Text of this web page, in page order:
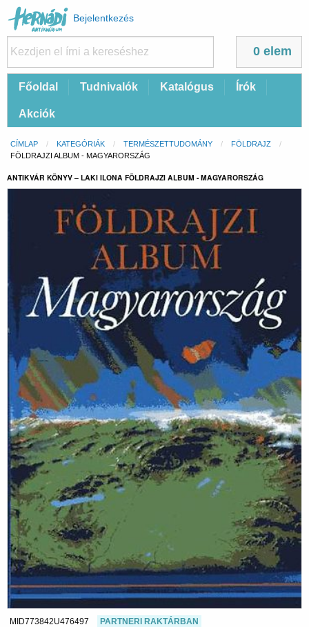
Felhasználói
fiók
menüje
Bejelentkezés
0 elem
FőFőoldal Tudnivalók Katalógus Írók
Akciók
Morzsa
CÍMLAP KATEGÓRIÁK TERMÉSZETTUDOMÁNY
FÖLDRAJZ
CURRENT:
FÖLDRAJZI ALBUM - MAGYARORSZÁG
ANTIKVÁR KÖNYV – LAKI ILONA FÖLDRAJZI ALBUM - MAGYARORSZÁG
MID773842U476497 PARTNERI RAKTÁRBAN